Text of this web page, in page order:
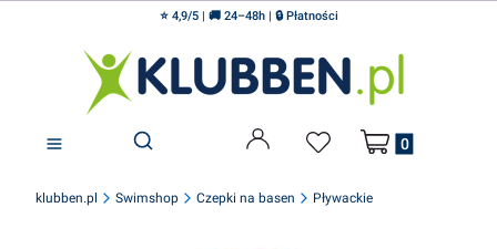
⭐ 4,9/5 | 🚚 24–48h | 🔒 Płatności
Otwórz wyszukiwarkę
Produkty w
klubben.pl Swimshop Czepki na basen Pływackie